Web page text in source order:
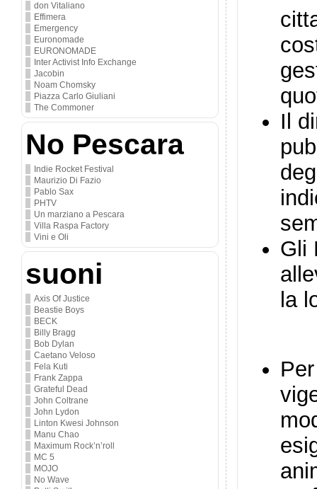
don Vitaliano
Effimera
Emergency
Euronomade
EURONOMADE
Inter Activist Info Exchange
Jacobin
Noam Chomsky
Piazza Carlo Giuliani
The Commoner
No Pescara
Indie Rocket Festival
Maurizio Di Fazio
Pablo Sax
PHTV
Un marziano a Pescara
Villa Raspa Factory
Vini e Oli
suoni
Axis Of Justice
Beastie Boys
BECK
Billy Bragg
Bob Dylan
Caetano Veloso
Fela Kuti
Frank Zappa
Grateful Dead
John Coltrane
John Lydon
Linton Kwesi Johnson
Manu Chao
Maximum Rock’n’roll
MC 5
MOJO
No Wave
Il
Gli
la